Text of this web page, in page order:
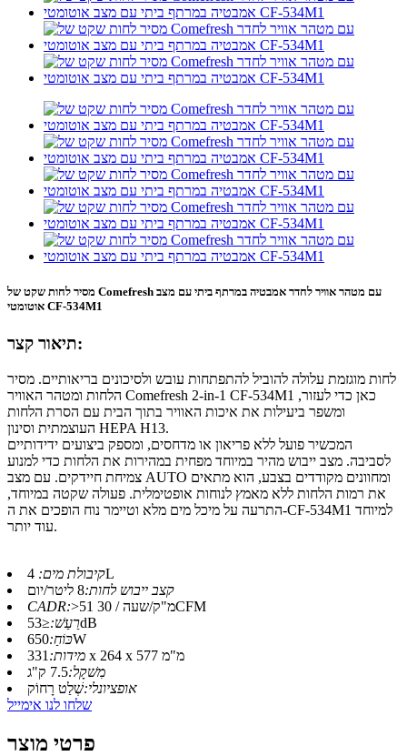
מסיר לחות שקט של Comefresh עם מטהר אוויר לחדר אמבטיה במרתף ביתי עם מצב
אוטומטי CF-534M1
תיאור קצר:
לחות מוגזמת עלולה להוביל להתפתחות עובש ולסיכונים בריאותיים. מסיר
הלחות ומטהר האוויר Comefresh 2-in-1 CF-534M1 כאן כדי לעזור,
ומשפר ביעילות את איכות האוויר בתוך הבית עם הסרת הלחות
העוצמתית וסינון HEPA H13.
המכשיר פועל ללא פריאון או מדחסים, ומספק ביצועים ידידותיים
לסביבה. מצב ייבוש מהיר במיוחד מפחית במהירות את הלחות כדי למנוע
צמיחת חיידקים. עם מצב AUTO ומחוונים מקודדים בצבע, הוא מתאים
את רמות הלחות ללא מאמץ לנוחות אופטימלית. פעולה שקטה במיוחד,
התרעה על מיכל מים מלא וטיימר נוח הופכים את ה-CF-534M1 למיוחד
עוד יותר.
קיבולת מים:4L
קצב ייבוש לחות:8 ליטר/יום
CADR:
>51 מ"ק/שעה / 30CFM
רַעַשׁ:≤53dB
כּוֹחַ:650W
מידות:
331 x 264 x 577 מ"מ
מִשׁקָל:7.5 ק"ג
אופציונלי:שְׁלַט רָחוֹק
שלחו לנו אימייל
פרטי מוצר